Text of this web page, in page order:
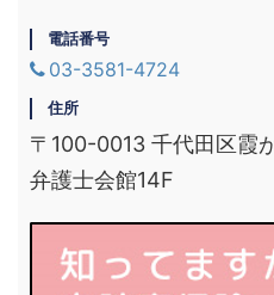
電話番号
03-3581-4724
住所
〒100-0013 千代田区霞
弁護士会館14F